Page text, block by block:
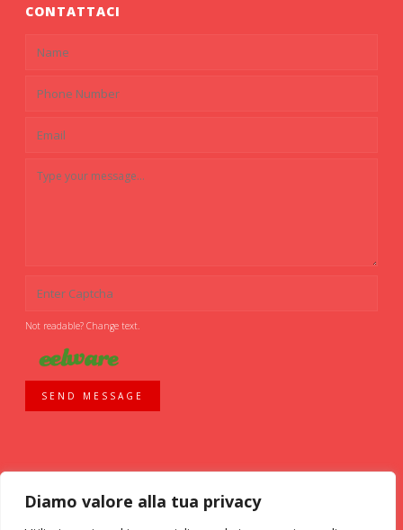
Diamo valore alla tua privacy
CONTATTACI
Not readable? Change text.
SEND MESSAGE